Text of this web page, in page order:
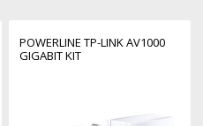
POWERLINE TP-LINK AV1000
GIGABIT KIT